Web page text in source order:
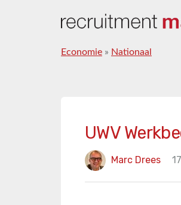
Economie » Nationaal
UWV
Marc Drees